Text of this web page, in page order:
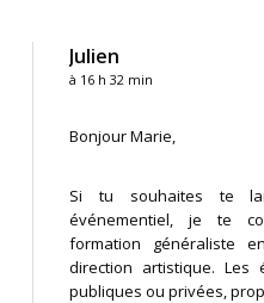
Julien
à 16 h 32 min
Bonjour Marie,
Si tu souhaites te
événementiel, je te
formation généraliste
direction artistique. Les
publiques ou privées,